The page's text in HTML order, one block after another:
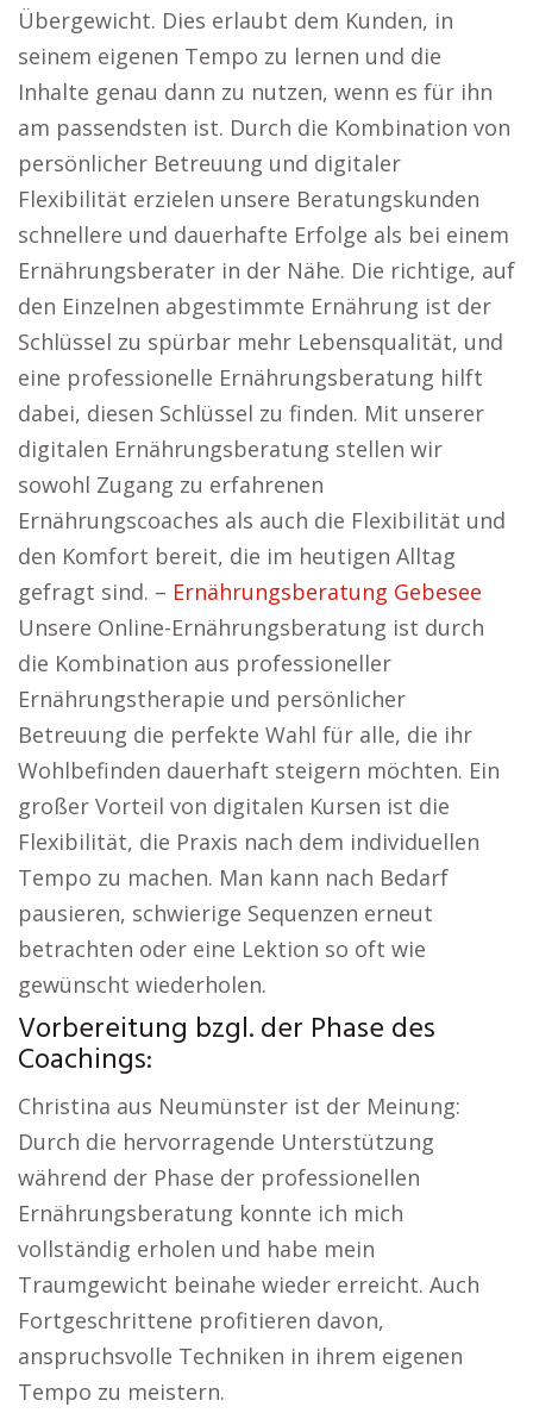
Übergewicht. Dies erlaubt dem Kunden, in
seinem eigenen Tempo zu lernen und die
Inhalte genau dann zu nutzen, wenn es für ihn
am passendsten ist. Durch die Kombination von
persönlicher Betreuung und digitaler
Flexibilität erzielen unsere Beratungskunden
schnellere und dauerhafte Erfolge als bei einem
Ernährungsberater in der Nähe. Die richtige, auf
den Einzelnen abgestimmte Ernährung ist der
Schlüssel zu spürbar mehr Lebensqualität, und
eine professionelle Ernährungsberatung hilft
dabei, diesen Schlüssel zu finden. Mit unserer
digitalen Ernährungsberatung stellen wir
sowohl Zugang zu erfahrenen
Ernährungscoaches als auch die Flexibilität und
den Komfort bereit, die im heutigen Alltag
gefragt sind. – Ernährungsberatung Gebesee
Unsere Online-Ernährungsberatung ist durch
die Kombination aus professioneller
Ernährungstherapie und persönlicher
Betreuung die perfekte Wahl für alle, die ihr
Wohlbefinden dauerhaft steigern möchten. Ein
großer Vorteil von digitalen Kursen ist die
Flexibilität, die Praxis nach dem individuellen
Tempo zu machen. Man kann nach Bedarf
pausieren, schwierige Sequenzen erneut
betrachten oder eine Lektion so oft wie
gewünscht wiederholen.
Vorbereitung bzgl. der Phase des
Coachings:
Christina aus Neumünster ist der Meinung:
Durch die hervorragende Unterstützung
während der Phase der professionellen
Ernährungsberatung konnte ich mich
vollständig erholen und habe mein
Traumgewicht beinahe wieder erreicht. Auch
Fortgeschrittene profitieren davon,
anspruchsvolle Techniken in ihrem eigenen
Tempo zu meistern.